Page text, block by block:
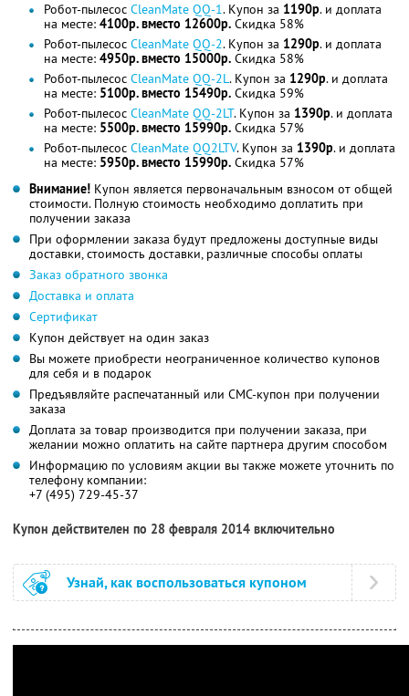
Робот-пылесос CleanMate QQ-1. Купон за 1190р. и доплата
на месте: 4100р. вместо 12600р. Скидка 58%
Робот-пылесос CleanMate QQ-2. Купон за 1290р. и доплата
на месте: 4950р. вместо 15000р. Скидка 58%
Робот-пылесос CleanMate QQ-2L. Купон за 1290р. и доплата
на месте: 5100р. вместо 15490р. Скидка 59%
Робот-пылесос CleanMate QQ-2LT. Купон за 1390р. и доплата
на месте: 5500р. вместо 15990р. Скидка 57%
Робот-пылесос CleanMate QQ2LTV. Купон за 1390р. и доплата
на месте: 5950р. вместо 15990р. Скидка 57%
Внимание! Купон является первоначальным взносом от общей
стоимости. Полную стоимость необходимо доплатить при
получении заказа
При оформлении заказа будут предложены доступные виды
доставки, стоимость доставки, различные способы оплаты
Заказ обратного звонка
Доставка и оплата
Сертификат
Купон действует на один заказ
Вы можете приобрести неограниченное количество купонов
для себя и в подарок
Предъявляйте распечатанный или СМС-купон при получении
заказа
Доплата за товар производится при получении заказа, при
желании можно оплатить на сайте партнера другим способом
Информацию по условиям акции вы также можете уточнить по
телефону компании:
+7 (495) 729-45-37
Купон действителен по 28 февраля 2014 включительно
Узнай, как воспользоваться купоном